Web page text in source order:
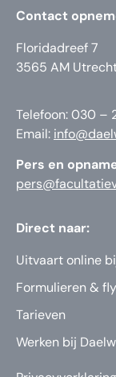
Contact
Floridadreef 7
3565 AM
Telefoon: 030 –
Email:
Pers en
Direct naar:
Uitvaart online
Formulieren &
Tarieven
Werken bij